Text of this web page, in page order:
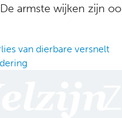
armste wijken zijn
van dierbare versnelt